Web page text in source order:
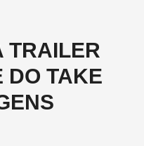
TRAILER
DO TAKE